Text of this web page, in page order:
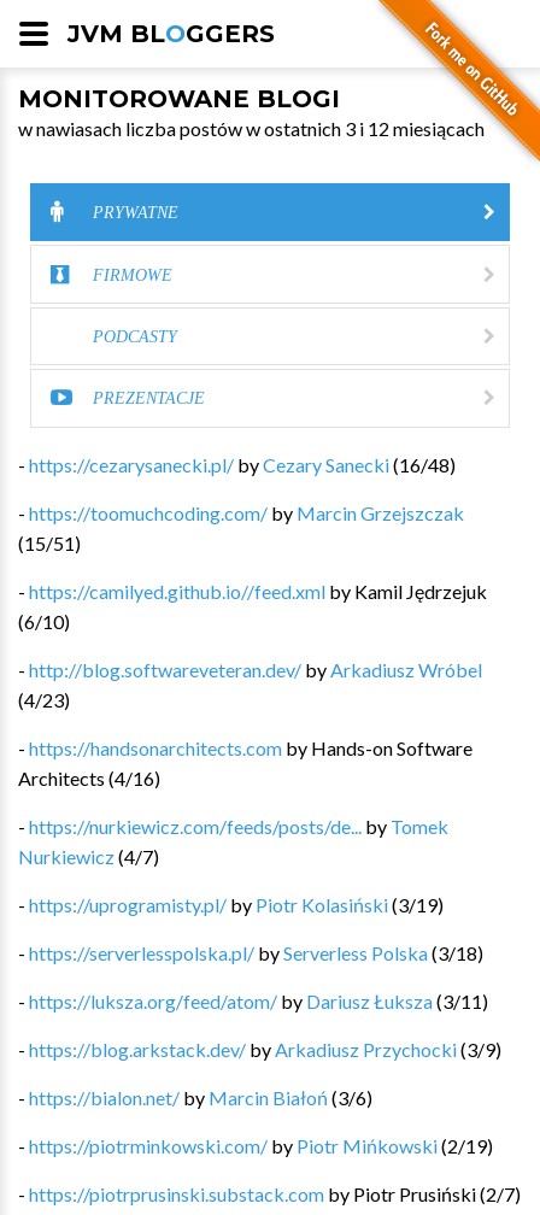
JVM BLOGGERS
MONITOROWANE BLOGI
w nawiasach liczba postów w ostatnich 3 i 12 miesiącach
PRYWATNE
FIRMOWE
PODCASTY
PREZENTACJE
- https://cezarysanecki.pl/ byCezary Sanecki(16/48)
- https://toomuchcoding.com/ by Marcin Grzejszczak
(15/51)
- https://camilyed.github.io//feed.xml by Kamil Jędrzejuk
(6/10)
- http://blog.softwareveteran.dev/ by Arkadiusz Wróbel
(4/23)
- https://handsonarchitects.com by Hands-on Software
Architects (4/16)
- https://nurkiewicz.com/feeds/posts/de... by Tomek
Nurkiewicz(4/7)
- https://uprogramisty.pl/ by Piotr Kolasiński(3/19)
- https://serverlesspolska.pl/ byServerless Polska(3/18)
- https://luksza.org/feed/atom/ by Dariusz Łuksza(3/11)
- https://blog.arkstack.dev/ by Arkadiusz Przychocki(3/9)
- https://bialon.net/ by Marcin Białoń (3/6)
- https://piotrminkowski.com/ by Piotr Mińkowski(2/19)
- https://piotrprusinski.substack.com by Piotr Prusiński(2/7)